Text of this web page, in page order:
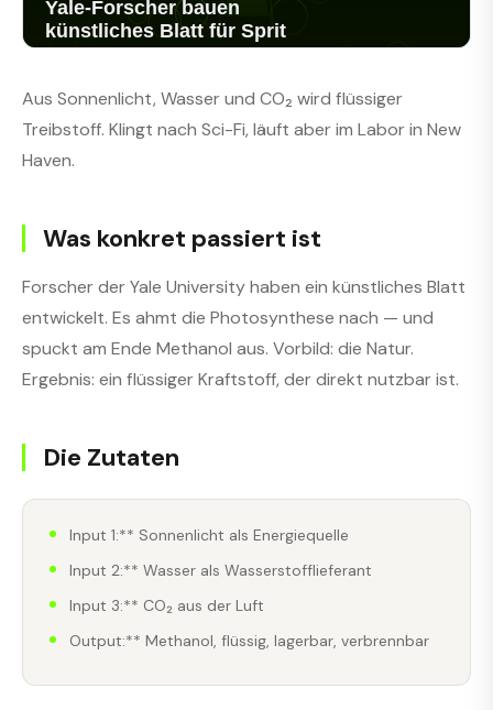
Aus Sonnenlicht, Wasser und CO₂ wird flüssiger
Treibstoff. Klingt nach Sci-Fi, läuft aber im Labor in New
Haven.
Was konkret passiert ist
Forscher der Yale University haben ein künstliches Blatt
entwickelt. Es ahmt die Photosynthese nach — und
spuckt am Ende Methanol aus. Vorbild: die Natur.
Ergebnis: ein flüssiger Kraftstoff, der direkt nutzbar ist.
Die Zutaten
Input 1:** Sonnenlicht als Energiequelle
Input 2:** Wasser als Wasserstofflieferant
Input 3:** CO₂ aus der Luft
Output:** Methanol, flüssig, lagerbar, verbrennbar